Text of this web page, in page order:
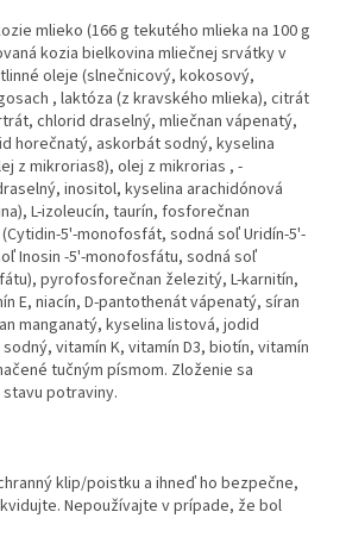
mlieko (166 g tekutého mlieka na 100 g
kozia bielkovina mliečnej srvátky v
oleje (slnečnicový, kokosový,
, laktóza (z kravského mlieka), citrát
chlorid draselný, mliečnan vápenatý,
horečnatý, askorbát sodný, kyselina
z mikrorias8), olej z mikrorias , -
inositol, kyselina arachidónová
L-izoleucín, taurín, fosforečnan
5'-monofosfát, sodná soľ Uridín-5'-
Inosin -5'-monofosfátu, sodná soľ
pyrofosforečnan železitý, L-karnitín,
E, niacín, D-pantothenát vápenatý, síran
manganatý, kyselina listová, jodid
vitamín K, vitamín D3, biotín, vitamín
tučným písmom. Zloženie sa
potraviny.
klip/poistku a ihneď ho bezpečne,
Nepoužívajte v prípade, že bol